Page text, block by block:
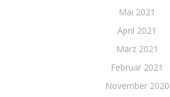
Mai 2021
April 2021
März 2021
Februar 2021
November 2020